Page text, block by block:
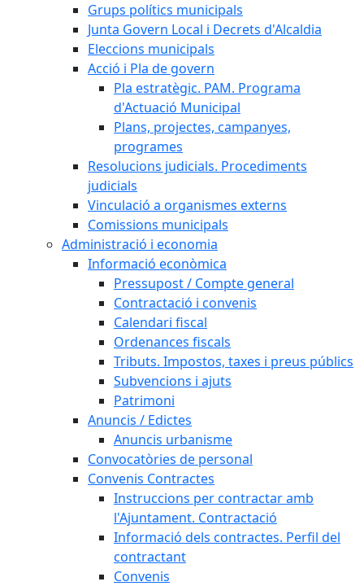
Grups polítics municipals
Junta Govern Local i Decrets d'Alcaldia
Eleccions municipals
Acció i Pla de govern
Pla estratègic. PAM. Programa
d'Actuació Municipal
Plans, projectes, campanyes,
programes
Resolucions judicials. Procediments
judicials
Vinculació a organismes externs
Comissions municipals
Administració i economia
Informació econòmica
Pressupost / Compte general
Contractació i convenis
Calendari fiscal
Ordenances fiscals
Tributs. Impostos, taxes i preus públics
Subvencions i ajuts
Patrimoni
Anuncis / Edictes
Anuncis urbanisme
Convocatòries de personal
Convenis Contractes
Instruccions per contractar amb
l'Ajuntament. Contractació
Informació dels contractes. Perfil del
contractant
Convenis